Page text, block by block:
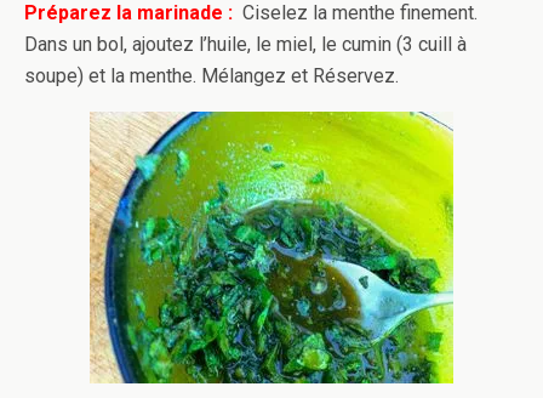
Préparez la marinade : Ciselez la menthe finement.
Dans un bol, ajoutez l’huile, le miel, le cumin (3 cuill à
soupe) et la menthe. Mélangez et Réservez.